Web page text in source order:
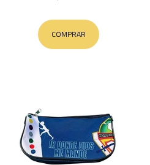
COMPRAR